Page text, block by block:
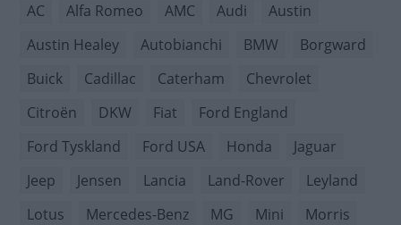
AC Alfa Romeo AMC Audi
Austin
Austin Healey
Autobianchi BMW
Borgward
Buick
Cadillac Caterham
Chevrolet
Citroën
DKW Fiat
Ford England
Ford Tyskland
Ford USA Honda
Jaguar
Jeep
Jensen Lancia Land-Rover
Leyland
Lotus
Mercedes-Benz MG Mini
Morris